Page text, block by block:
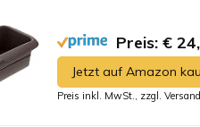
Preis: €
Jetzt auf Amazon
Preis inkl. MwSt., zzgl.